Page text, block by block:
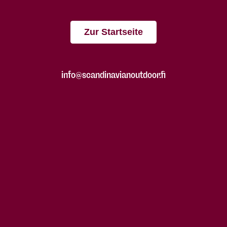
Zur Startseite
info@scandinavianoutdoor.fi